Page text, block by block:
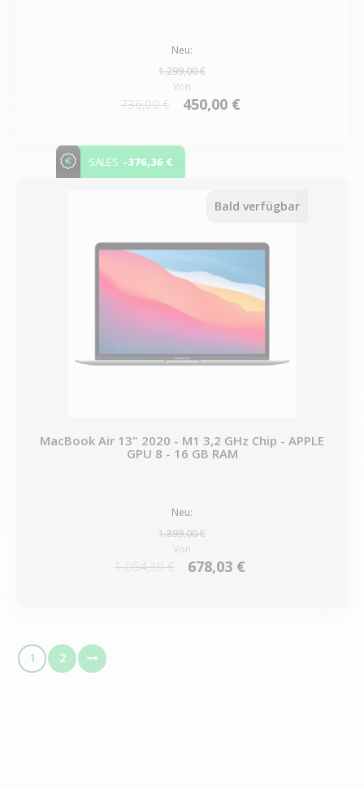
Neu:
1.299,00 €
Von
736,00 € 450,00 €
SALES -376,36 €
Bald verfügbar
MacBook Air 13" 2020 - M1 3,2 GHz Chip - APPLE
GPU 8 - 16 GB RAM
Neu:
1.899,00 €
Von
1.054,39 € 678,03 €
1 2